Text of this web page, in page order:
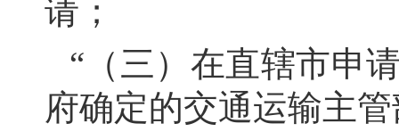
请；
“（三）在直辖市申
府确定的交通运输主